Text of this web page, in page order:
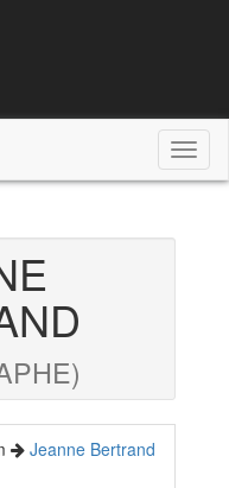
Jeanne Bertrand